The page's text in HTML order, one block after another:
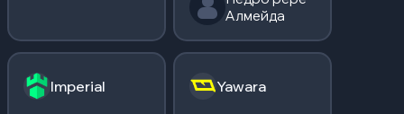
Алмейда
Imperial Yawara